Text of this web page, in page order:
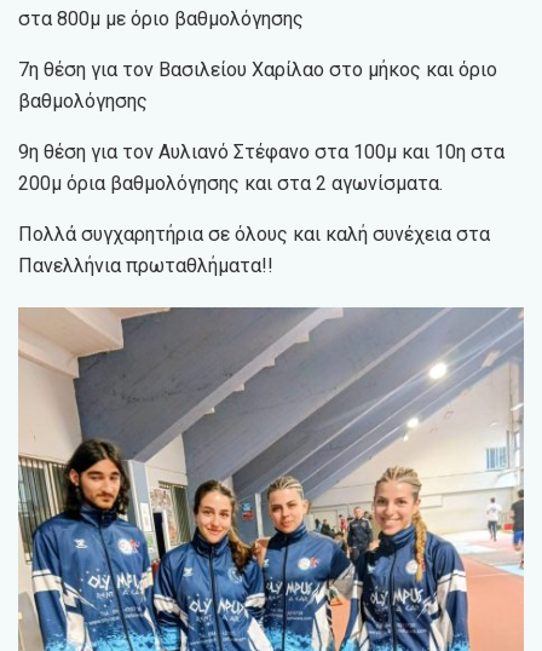
στα 800μ με όριο βαθμολόγησης
7η θέση για τον Βασιλείου Χαρίλαο στο μήκος και όριο
βαθμολόγησης
9η θέση για τον Αυλιανό Στέφανο στα 100μ και 10η στα
200μ όρια βαθμολόγησης και στα 2 αγωνίσματα.
Πολλά συγχαρητήρια σε όλους και καλή συνέχεια στα
Πανελλήνια πρωταθλήματα!!